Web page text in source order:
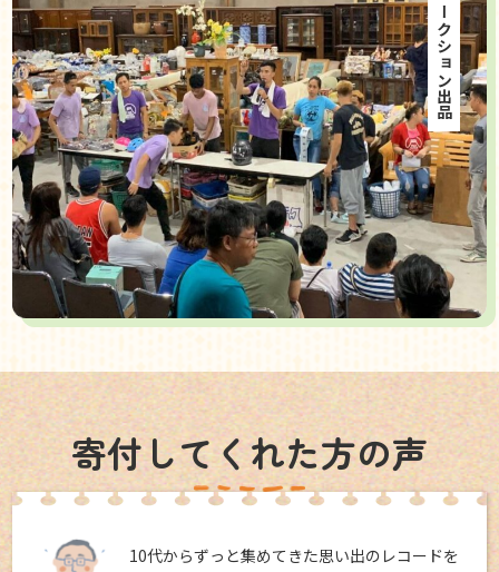
海外オークション出品
寄付してくれた方の声
10代からずっと集めてきた思い出のレコードを